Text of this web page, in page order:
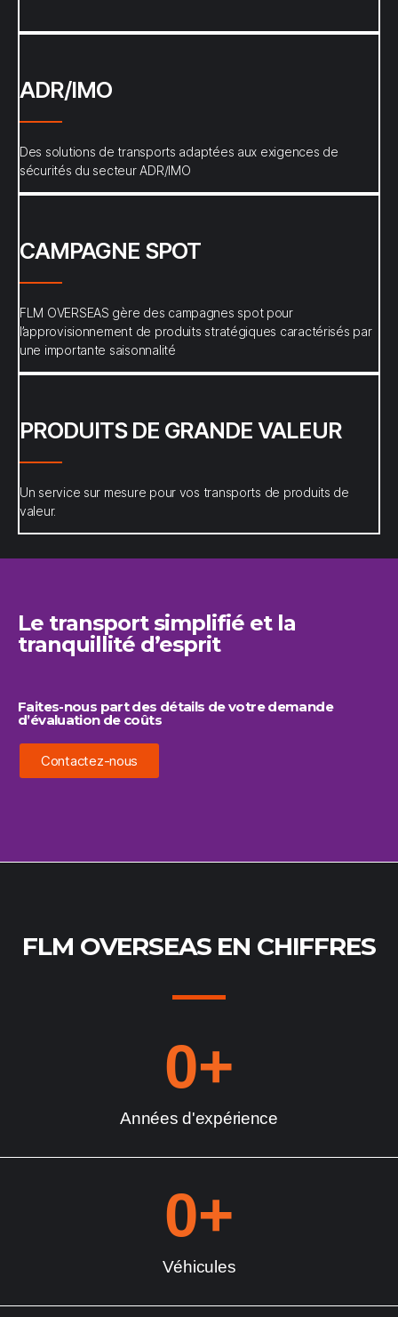
ADR/IMO
Des solutions de transports adaptées aux exigences de
sécurités du secteur ADR/IMO
CAMPAGNE SPOT
FLM OVERSEAS gère des campagnes spot pour
l’approvisionnement de produits stratégiques caractérisés par
une importante saisonnalité
PRODUITS DE GRANDE VALEUR
Un service sur mesure pour vos transports de produits de
valeur.
Le transport simplifié et la
tranquillité d’esprit
Faites-nous part des détails de votre demande
d’évaluation de coûts
Contactez-nous
FLM OVERSEAS EN CHIFFRES
0+
Années d'expérience
0+
Véhicules